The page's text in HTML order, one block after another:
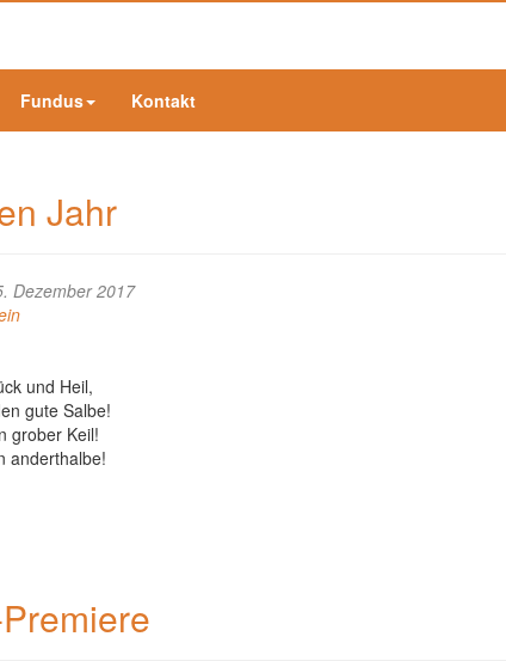
Fundus Kontakt
Jahr
Dezember 2017
und Heil,
gute Salbe!
grober Keil!
anderthalbe!